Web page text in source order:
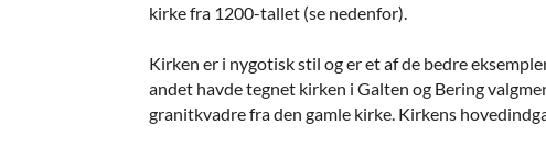
kirke fra 1200-tallet (se nedenfor).
Kirken er i nygotisk stil og er et af de bedre
andet havde tegnet kirken i Galten og Bering
granitkvadre fra den gamle kirke. Kirkens